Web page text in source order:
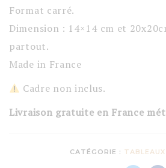
Format carré.
Dimension : 14×14 cm et
partout.
Made in France
Cadre non inclus.
Livraison gratuite en France
CATÉGORIE :